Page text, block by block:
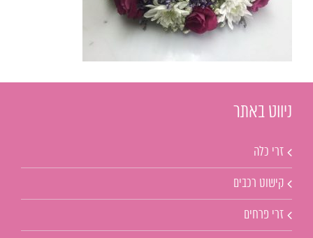
ניווט באתר
זרי כלה
קישוט רכבים
זרי פרחים